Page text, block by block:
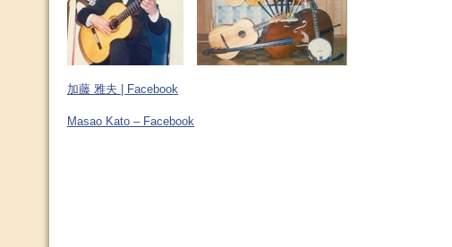
加藤 雅夫 | Facebook
Masao Kato – Facebook